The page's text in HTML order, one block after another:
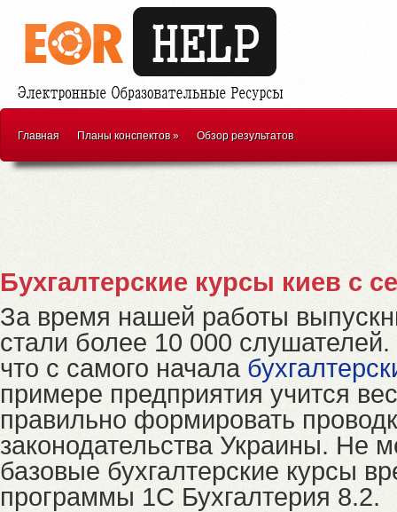
Главная Планы конспектов» Обзор результатов
Бухгалтерские курсы киев с
За время нашей работы
стали более 10 000
что с самого начала
примере предприятия учится
правильно формировать
законодательства Украины. Не
базовые бухгалтерские курсы
программы 1С Бухгалтерия 8.2.